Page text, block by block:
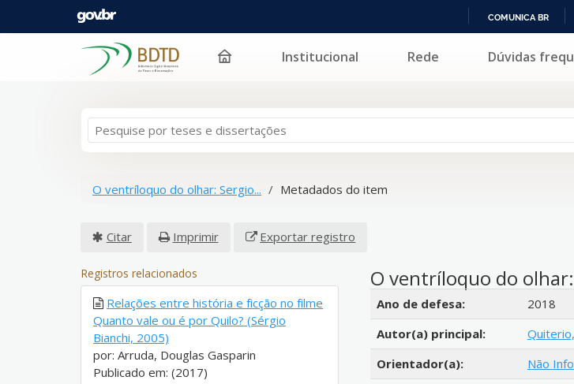
PARA
COMUNICA BR
Pular para o conteúdo Institucional Rede Dúvidas
O ventríloquo do olhar: Sergio... Metadados do item
Citar Imprimir Exportar registro
O ventríloquo do
Detalhes bibliográficos
Ano de defesa:
2018
Autor(a) principal:
Orientador(a):
Não
Registros relacionados
Relações entre história e ficção no filme
Quanto vale ou é por Quilo? (Sérgio
Bianchi, 2005)
por: Arruda, Douglas Gasparin
Publicado em: (2017)